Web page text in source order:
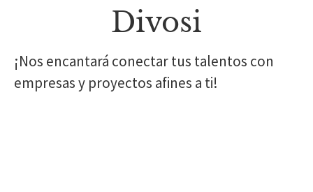
Divosi
¡Nos encantará conectar tus talentos con
empresas y proyectos afines a ti!